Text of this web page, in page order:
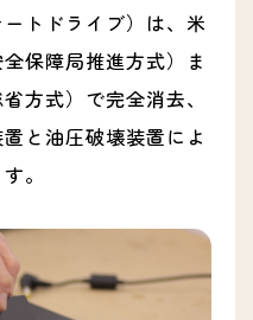
トドライブ）は、米
保障局推進方式）ま
方式）で完全消去、
と油圧破壊装置によ
。